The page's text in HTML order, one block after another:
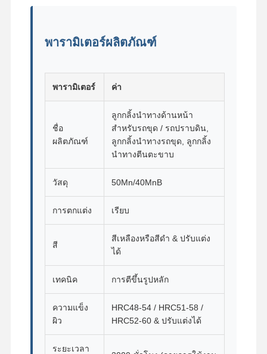
ติดตามลูกกลิ้ง
แปดรองเท้า
ติดตามสลักเกลียว
ใบมีดรถปาดดิน
แขนขุด
พารามิเตอร์ผลิตภัณฑ์
พารามิเตอร์ ค่า
ชื่อ
ผลิตภัณฑ์
ลูกกลิ้งนำทางด้านหน้า
สำหรับรถขุด / รถปราบดิน,
ลูกกลิ้งนำทางรถขุด, ลูกกลิ้ง
นำทางตีนตะขาบ
วัสดุ 50Mn/40MnB
การตกแต่ง เรียบ
สี
สีเหลืองหรือสีดำ & ปรับแต่ง
ได้
เทคนิค การตีขึ้นรูปหลัก
ความแข็ง
ผิว
HRC48-54 / HRC51-58 /
HRC52-60 & ปรับแต่งได้
ระยะเวลา